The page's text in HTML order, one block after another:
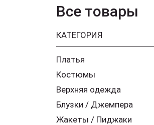
Все товары
КАТЕГОРИЯ
Платья
Костюмы
Верхняя одежда
Блузки / Джемпера
Жакеты / Пиджаки